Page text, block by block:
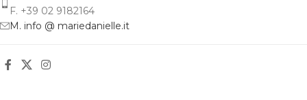
F. +39 02 9182164
M. info @ mariedanielle.it